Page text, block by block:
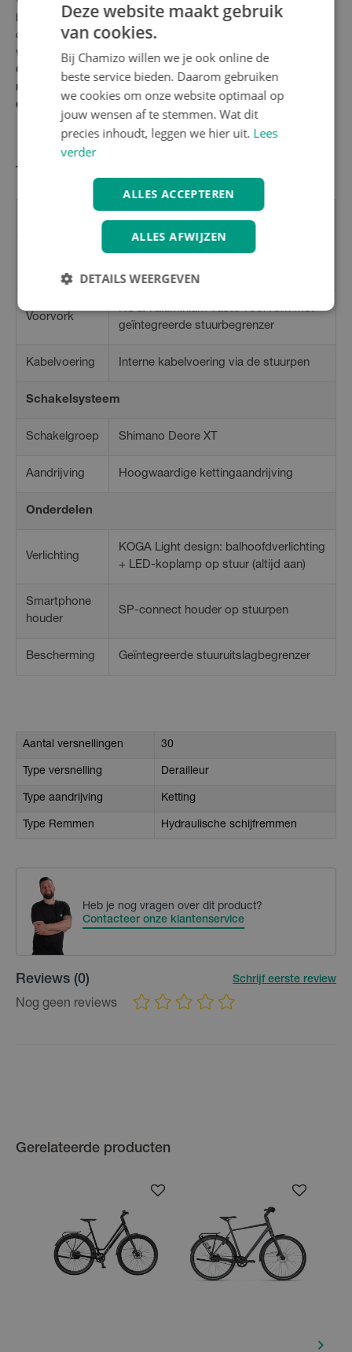
bescherming en een strak uiterlijk. HetKOGA Light design
combineert functionaliteit met stijl: de volledig geïntegreerde
verlichting staat altijd aan voor maximale veiligheid.
Ontdek de perfecte balans tussen sportiviteit en comfort
met de KOGA F3 5.0 Rigid - jouw betrouwbare partner voor
elke rit!
KOGA aluminium met superstrakke
gladde lasnaden
Voorvork
KOGA aluminium vaste voorvork met
geïntegreerde stuurbegrenzer
Kabelvoering Interne kabelvoering via de stuurpen
Schakelsysteem
Schakelgroep Shimano Deore XT
Aandrijving Hoogwaardige kettingaandrijving
Onderdelen
Verlichting
KOGA Light design: balhoofdverlichting
+ LED-koplamp op stuur (altijd aan)
Smartphone
houder
SP-connect houder op stuurpen
Bescherming Geïntegreerde stuuruitslagbegrenzer
Aantal versnellingen 30
Type versnelling Derailleur
Type aandrijving Ketting
Type Remmen Hydraulische schijfremmen
Heb je nog vragen over dit product?
Contacteer onze klantenservice
Reviews (0) Schrijf eerste review
Nog geen reviews
Gerelateerde producten
Deze website maakt gebruik
van cookies.
Bij Chamizo willen we je ook online de
beste service bieden. Daarom gebruiken
we cookies om onze website optimaal op
jouw wensen af te stemmen. Wat dit
precies inhoudt, leggen we hier uit. Lees
verder
ALLES ACCEPTEREN
ALLES AFWIJZEN
DETAILS WEERGEVEN